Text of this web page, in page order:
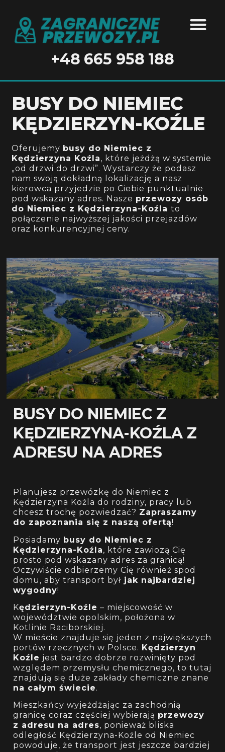
+48 665 958 188
BUSY DO NIEMIEC
KĘDZIERZYN-KOŹLE
Oferujemy busy do Niemiec z
Kędzierzyna Koźla, które jeżdżą w systemie
„od drzwi do drzwi”. Wystarczy że podasz
nam swoją dokładną lokalizację a nasz
kierowca przyjedzie po Ciebie punktualnie
pod wskazany adres. Nasze przewozy osób
do Niemiec z Kędzierzyna-Koźlato
połączenie najwyższej jakości przejazdów
oraz konkurencyjnej ceny.
BUSY DO NIEMIEC Z
KĘDZIERZYNA-KOŹLA Z
ADRESU NA ADRES
Planujesz przewózkę do Niemiec z
Kędzierzyna Koźla do rodziny, pracy lub
chcesz trochę pozwiedzać? Zapraszamy
do zapoznania się z naszą ofertą!
Posiadamy busy do Niemiec z
Kędzierzyna-Koźla, które zawiozą Cię
prosto pod wskazany adres za granicą!
Oczywiście odbierzemy Cię również spod
domu, aby transport był jak najbardziej
wygodny!
Kędzierzyn-Koźle – miejscowość w
województwie opolskim, położona w
Kotlinie Raciborskiej.
W mieście znajduje się jeden z największych
portów rzecznych w Polsce. Kędzierzyn
Koźle jest bardzo dobrze rozwinięty pod
względem przemysłu chemicznego, to tutaj
znajdują się duże zakłady chemiczne znane
na całym świecie.
Mieszkańcy wyjeżdżając za zachodnią
granicę coraz częściej wybierają przewozy
z adresu na adres, ponieważ bliska
odległość Kędzierzyna-Koźle od Niemiec
powoduje, że transport jest jeszcze bardziej